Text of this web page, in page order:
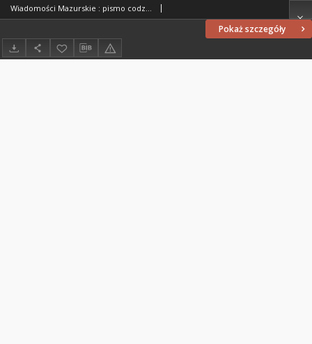
Pokaż szczegóły
Wiadomości Mazurskie : pismo codzienne. 1946 (R. 2), nr 48